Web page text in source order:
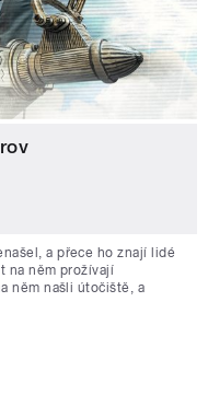
a přece ho znají lidé
na něm prožívají
něm našli útočiště, a